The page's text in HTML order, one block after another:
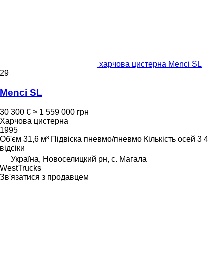
харчова цистерна Menci SL
29
Menci SL
30 300 € ≈ 1 559 000 грн
Харчова цистерна
1995
Об'єм 31,6 м³ Підвіска пневмо/пневмо Кількість осей 3 4
відсіки
Україна, Новоселицкий рн, с. Магала
WestTrucks
Зв'язатися з продавцем